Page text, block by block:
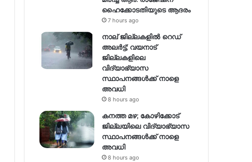
ഹൈക്കോടതിയുടെ ആദരം
7 hours ago
നാല് ജില്ലകളിൽ റെഡ്
അലർട്ട്; വയനാട്
ജില്ലകളിലെ
വിദ്യാഭ്യാസ
സ്ഥാപനങ്ങൾക്ക് നാളെ
അവധി
8 hours ago
കനത്ത മഴ; കോഴിക്കോട്
ജില്ലയിലെ വിദ്യാഭ്യാസ
സ്ഥാപനങ്ങൾക്ക് നാളെ
അവധി
8 hours ago